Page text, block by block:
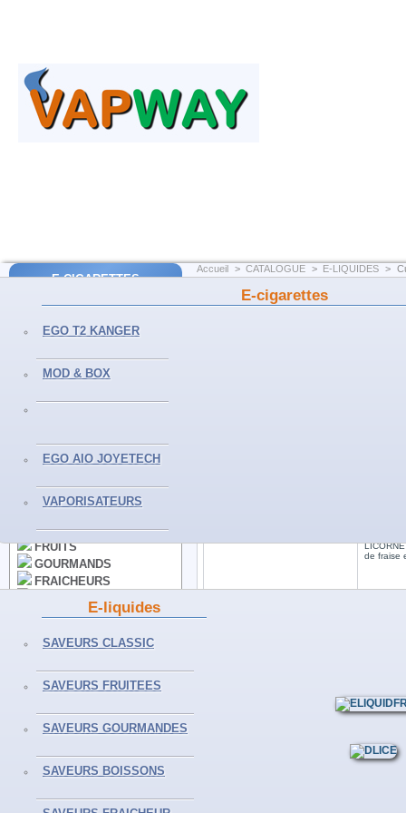
E-cigarettes
EGO T2 KANGER
MOD & BOX
EGO AIO JOYETECH
VAPORISATEURS
E-liquides
SAVEURS CLASSIC
SAVEURS FRUITEES
SAVEURS GOURMANDES
SAVEURS BOISSONS
E-CIGARETTES
SUBVOD Kanger
MOD & BOX
E-LIQUIDES
CLASSICS
FRUITS
GOURMANDS
FRAICHEURS
BOISSONS
50ML ET+
ACCESSOIRES
CLEAROMISEURS
BATTERIES
ACCUS - PILES
CHARGEURS
Accueil > CATALOGUE > E-LIQUIDES >
de fraise